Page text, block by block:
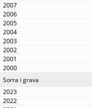
Sorra i grava